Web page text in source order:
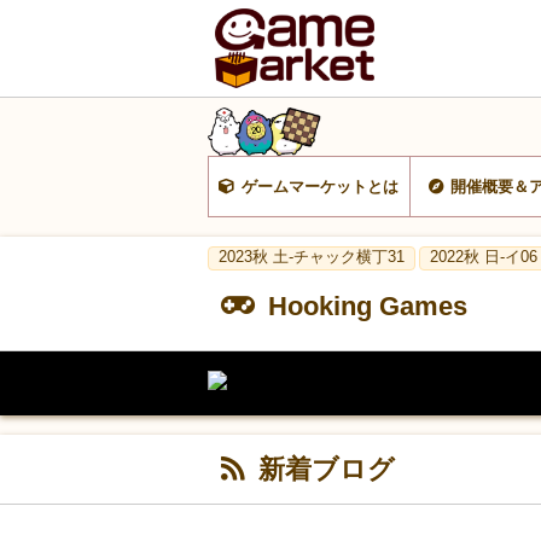
ゲームマーケットとは 開催概要＆
2023秋 土-チャック横丁31 2022秋 日-イ06
Hooking Games
新着ブログ